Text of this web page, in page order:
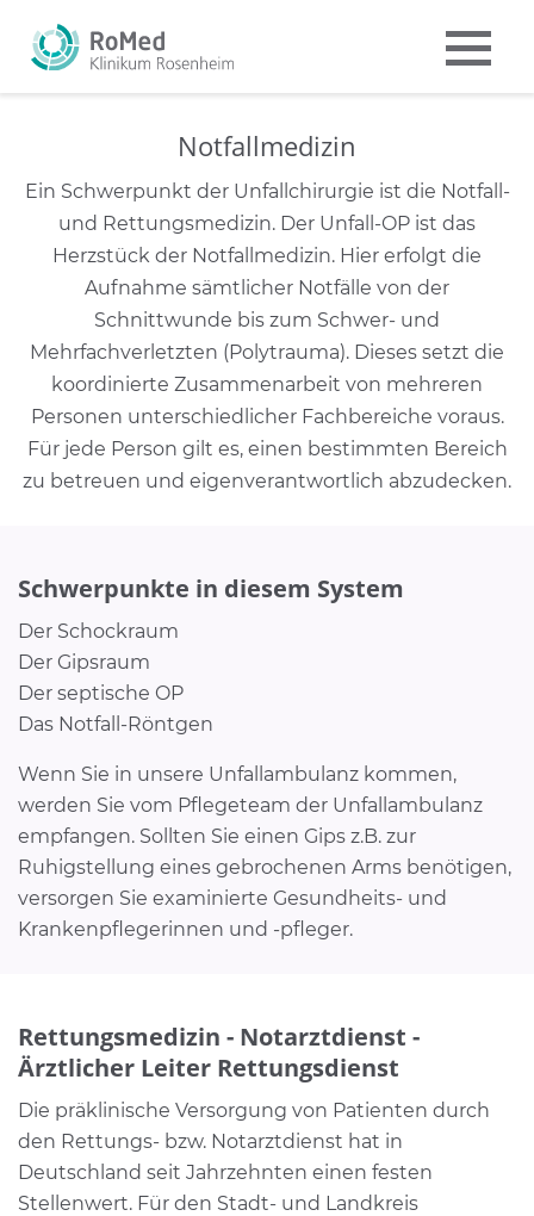
Notfallmedizin
Ein Schwerpunkt der Unfallchirurgie ist die Notfall-
und Rettungsmedizin. Der Unfall-OP ist das
Herzstück der Notfallmedizin. Hier erfolgt die
Aufnahme sämtlicher Notfälle von der
Schnittwunde bis zum Schwer- und
Mehrfachverletzten (Polytrauma). Dieses setzt die
koordinierte Zusammenarbeit von mehreren
Personen unterschiedlicher Fachbereiche voraus.
Für jede Person gilt es, einen bestimmten Bereich
zu betreuen und eigenverantwortlich abzudecken.
Schwerpunkte in diesem System
Der Schockraum
Der Gipsraum
Der septische OP
Das Notfall-Röntgen
Wenn Sie in unsere Unfallambulanz kommen,
werden Sie vom Pflegeteam der Unfallambulanz
empfangen. Sollten Sie einen Gips z.B. zur
Ruhigstellung eines gebrochenen Arms benötigen,
versorgen Sie examinierte Gesundheits- und
Krankenpflegerinnen und -pfleger.
Rettungsmedizin - Notarztdienst -
Ärztlicher Leiter Rettungsdienst
Die präklinische Versorgung von Patienten durch
den Rettungs- bzw. Notarztdienst hat in
Deutschland seit Jahrzehnten einen festen
Stellenwert. Für den Stadt- und Landkreis